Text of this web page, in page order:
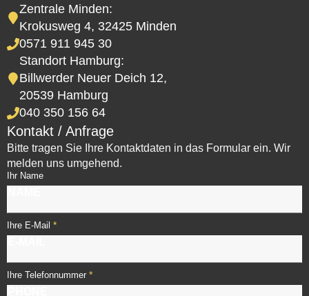
Zentrale Minden:
Krokusweg 4, 32425 Minden
0571 911 945 30
Standort Hamburg:
Billwerder Neuer Deich 12,
20539 Hamburg
040 350 156 64
Kontakt / Anfrage
Bitte tragen Sie Ihre Kontaktdaten in das Formular ein. Wir
melden uns umgehend.
Ihr Name
Ihre E-Mail *
Ihre Telefonnummer *